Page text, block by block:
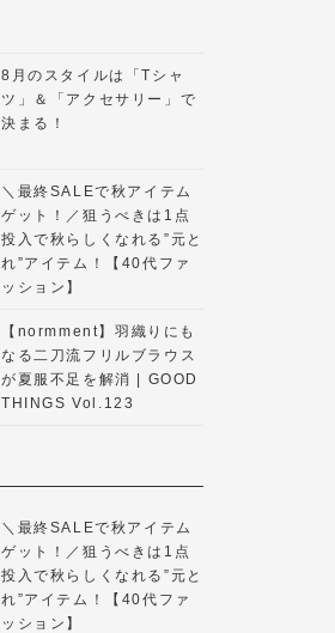
8月のスタイルは「Tシャ
ツ」＆「アクセサリー」で
決まる！
＼最終SALEで秋アイテム
ゲット！／狙うべきは1点
投入で秋らしくなれる”元と
れ”アイテム！【40代ファ
ッション】
【normment】羽織りにも
なる二刀流フリルブラウス
が夏服不足を解消 | GOOD
THINGS Vol.123
＼最終SALEで秋アイテム
ゲット！／狙うべきは1点
投入で秋らしくなれる”元と
れ”アイテム！【40代ファ
ッション】